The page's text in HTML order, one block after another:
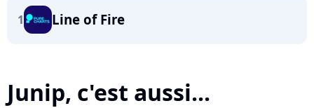
1 Line of Fire
Junip, c'est aussi...